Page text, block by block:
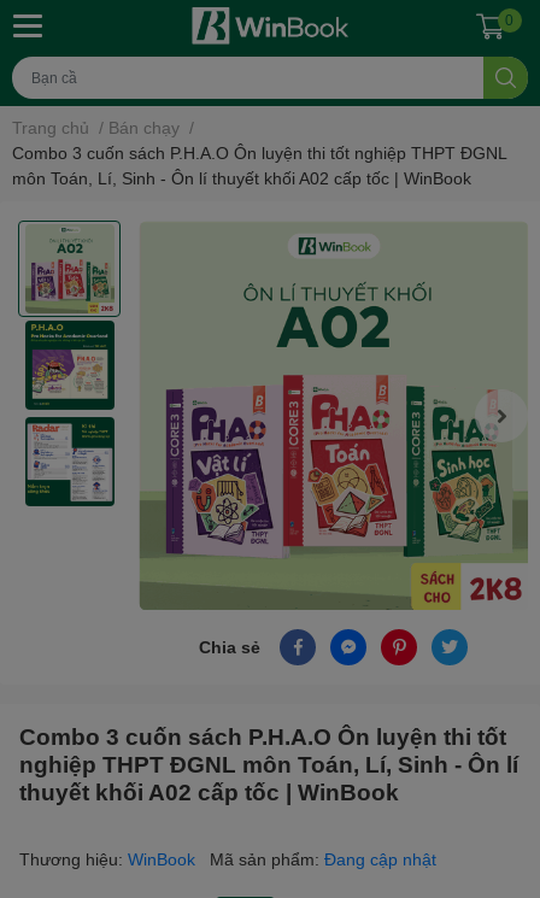
0
Trang chủ / Bán chạy /
Combo 3 cuốn sách P.H.A.O Ôn luyện thi tốt nghiệp THPT ĐGNL
môn Toán, Lí, Sinh - Ôn lí thuyết khối A02 cấp tốc | WinBook
Chia sẻ
Combo 3 cuốn sách P.H.A.O Ôn luyện thi tốt
nghiệp THPT ĐGNL môn Toán, Lí, Sinh - Ôn lí
thuyết khối A02 cấp tốc | WinBook
Thương hiệu: WinBook Mã sản phẩm: Đang cập nhật